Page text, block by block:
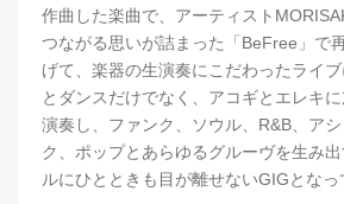
作曲した楽曲で、アーティスト
つながる思いが詰まった「BeFree」で
げて、楽器の生演奏にこだわったライ
とダンスだけでなく、アコギとエレキ
演奏し、ファンク、ソウル、R&B、ア
ク、ポップとあらゆるグルーヴを生み
ルにひとときも目が離せないGIGとなっ